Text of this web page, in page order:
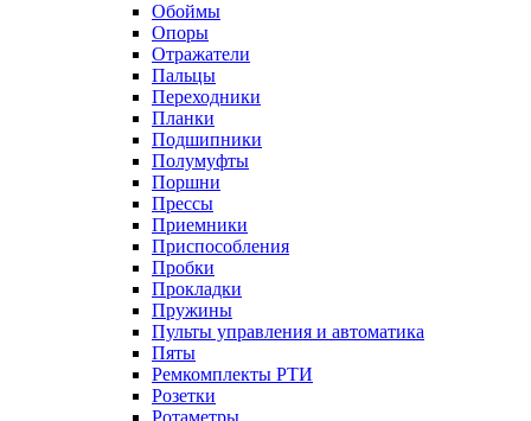
Обоймы
Опоры
Отражатели
Пальцы
Переходники
Планки
Подшипники
Полумуфты
Поршни
Прессы
Приемники
Приспособления
Пробки
Прокладки
Пружины
Пульты управления и автоматика
Пяты
Ремкомплекты РТИ
Розетки
Ротаметры